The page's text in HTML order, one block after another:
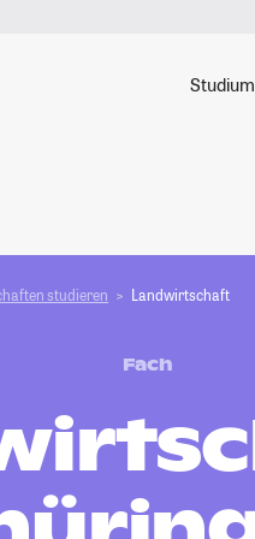
Studium
studieren Landwirtschaft
Fach